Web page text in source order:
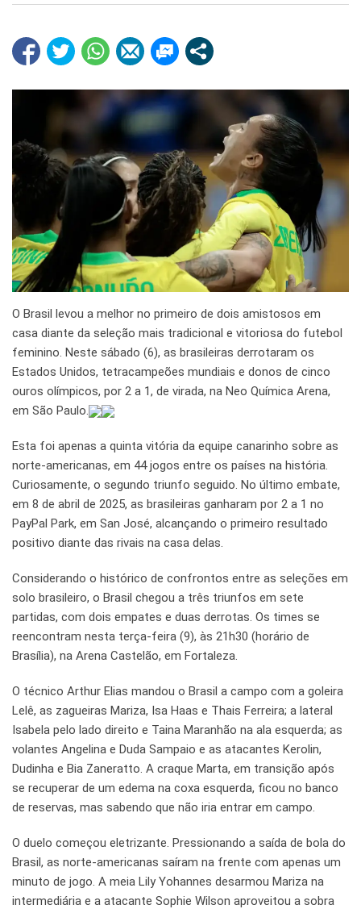
O Brasil levou a melhor no primeiro de dois amistosos em
casa diante da seleção mais tradicional e vitoriosa do futebol
feminino. Neste sábado (6), as brasileiras derrotaram os
Estados Unidos, tetracampeões mundiais e donos de cinco
ouros olímpicos, por 2 a 1, de virada, na Neo Química Arena,
em São Paulo.
Esta foi apenas a quinta vitória da equipe canarinho sobre as
norte-americanas, em 44 jogos entre os países na história.
Curiosamente, o segundo triunfo seguido. No último embate,
em 8 de abril de 2025, as brasileiras ganharam por 2 a 1 no
PayPal Park, em San José, alcançando o primeiro resultado
positivo diante das rivais na casa delas.
Considerando o histórico de confrontos entre as seleções em
solo brasileiro, o Brasil chegou a três triunfos em sete
partidas, com dois empates e duas derrotas. Os times se
reencontram nesta terça-feira (9), às 21h30 (horário de
Brasília), na Arena Castelão, em Fortaleza.
O técnico Arthur Elias mandou o Brasil a campo com a goleira
Lelê, as zagueiras Mariza, Isa Haas e Thais Ferreira; a lateral
Isabela pelo lado direito e Taina Maranhão na ala esquerda; as
volantes Angelina e Duda Sampaio e as atacantes Kerolin,
Dudinha e Bia Zaneratto. A craque Marta, em transição após
se recuperar de um edema na coxa esquerda, ficou no banco
de reservas, mas sabendo que não iria entrar em campo.
O duelo começou eletrizante. Pressionando a saída de bola do
Brasil, as norte-americanas saíram na frente com apenas um
minuto de jogo. A meia Lily Yohannes desarmou Mariza na
intermediária e a atacante Sophie Wilson aproveitou a sobra